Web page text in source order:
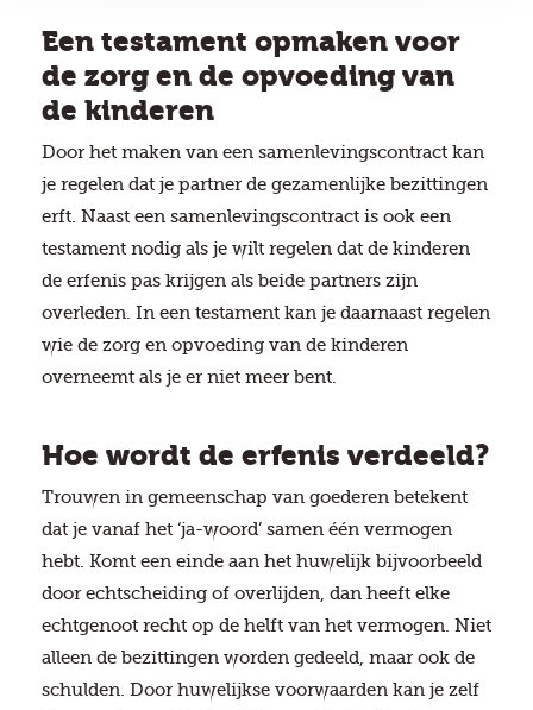
Een testament opmaken voor
de zorg en de opvoeding van
de kinderen
Door het maken van een samenlevingscontract kan
je regelen dat je partner de gezamenlijke bezittingen
erft. Naast een samenlevingscontract is ook een
testament nodig als je wilt regelen dat de kinderen
de erfenis pas krijgen als beide partners zijn
overleden. In een testament kan je daarnaast regelen
wie de zorg en opvoeding van de kinderen
overneemt als je er niet meer bent.
Hoe wordt de erfenis verdeeld?
Trouwen in gemeenschap van goederen betekent
dat je vanaf het ‘ja-woord’ samen één vermogen
hebt. Komt een einde aan het huwelijk bijvoorbeeld
door echtscheiding of overlijden, dan heeft elke
echtgenoot recht op de helft van het vermogen. Niet
alleen de bezittingen worden gedeeld, maar ook de
schulden. Door huwelijkse voorwaarden kan je zelf